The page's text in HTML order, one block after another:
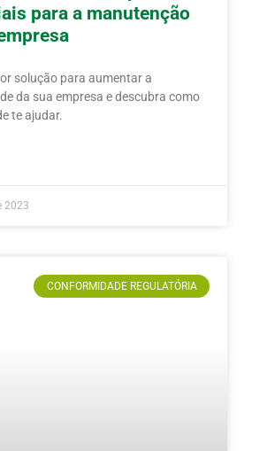
para a manutenção
solução para aumentar a
da sua empresa e descubra como
te ajudar.
2023
CONFORMIDADE REGULATÓRIA